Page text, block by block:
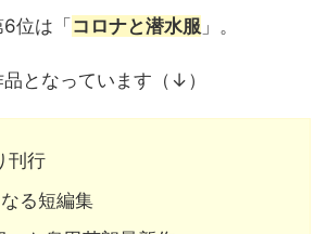
6位は「コロナと潜水服 」。
となっています（↓）
刊行
る短編集